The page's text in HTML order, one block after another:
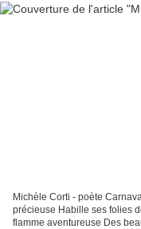
Michèle Corti - poète
précieuse Habille ses folies
flamme aventureuse Des